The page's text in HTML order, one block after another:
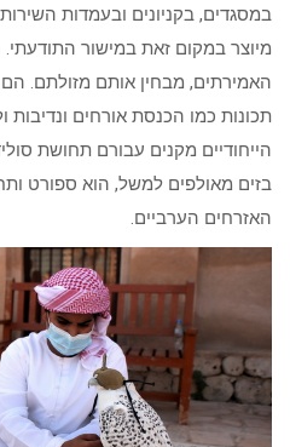
במסגדים, בקניונים ובעמדות
מיוצר במקום זאת במישור
האמירתים, מבחין אותם מזולתם.
תכונות כמו הכנסת אורחים ונדיבות
הייחודיים מקנים עבורם תחושת
בזים מאולפים למשל, הוא ספורט
האזרחים הערביים.